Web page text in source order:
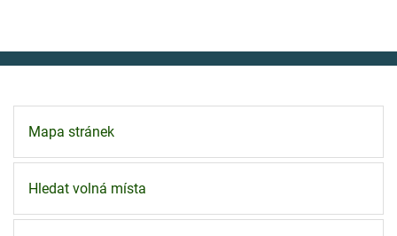
Mapa stránek
Hledat volná místa